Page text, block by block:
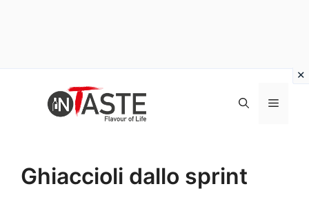
Menu
Ghiaccioli dallo sprint